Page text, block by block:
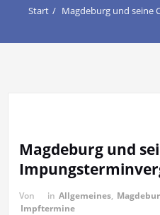
Start Magdeburg und seine
Magdeburg und
Von in Allgemeines,
Impftermine